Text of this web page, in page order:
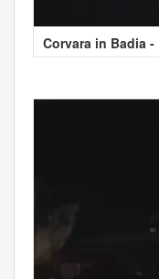
Corvara in Badia